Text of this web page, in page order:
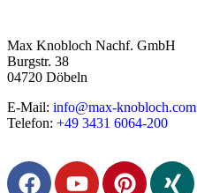
Max Knobloch Nachf. GmbH
Burgstr. 38
04720 Döbeln
E-Mail: info@max-knobloch.com
Telefon: +49 3431 6064-200